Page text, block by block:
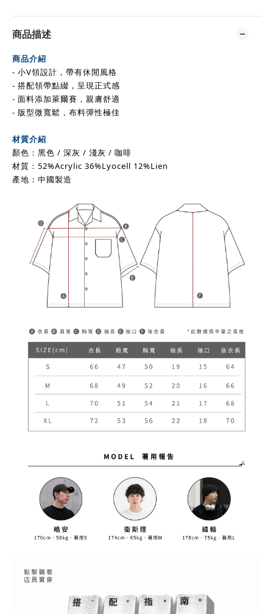
商品描述
商品介紹
- 小V領設計，帶有休閒風格
- 搭配領帶點綴，呈現正式感
- 面料添加萊爾賽，親膚舒適
- 版型微寬鬆，布料彈性極佳
材質介紹
顏色：黑色 / 深灰 / 淺灰 / 咖啡
材質：52%Acrylic 36%Lyocell 12%Lien
產地：中國製造